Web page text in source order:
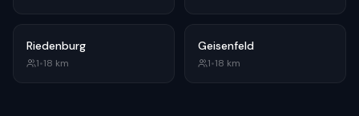
Riedenburg
1•18 km
Geisenfeld
1•18 km